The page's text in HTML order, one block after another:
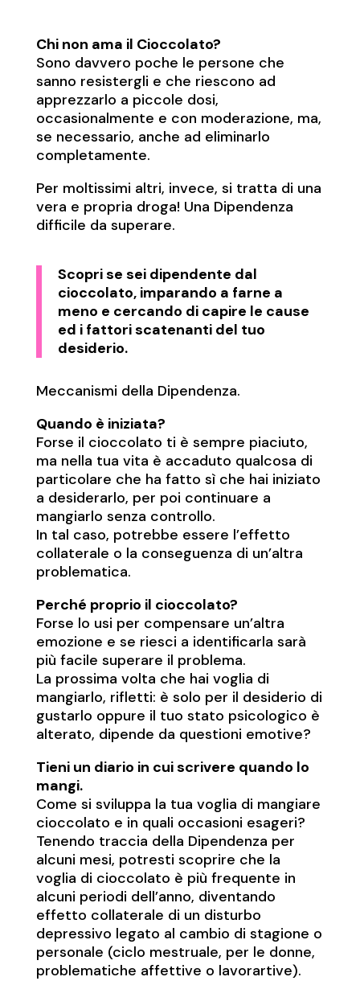
Chi non ama il Cioccolato?
Sono davvero poche le persone che
sanno resistergli e che riescono ad
apprezzarlo a piccole dosi,
occasionalmente e con moderazione, ma,
se necessario, anche ad eliminarlo
completamente.
Per moltissimi altri, invece, si tratta di una
vera e propria droga! Una Dipendenza
difficile da superare.
Scopri se sei dipendente dal
cioccolato, imparando a farne a
meno e cercando di capire le cause
ed i fattori scatenanti del tuo
desiderio.
Meccanismi della Dipendenza.
Quando è iniziata?
Forse il cioccolato ti è sempre piaciuto,
ma nella tua vita è accaduto qualcosa di
particolare che ha fatto sì che hai iniziato
a desiderarlo, per poi continuare a
mangiarlo senza controllo.
In tal caso, potrebbe essere l’effetto
collaterale o la conseguenza di un’altra
problematica.
Perché proprio il cioccolato?
Forse lo usi per compensare un’altra
emozione e se riesci a identificarla sarà
più facile superare il problema.
La prossima volta che hai voglia di
mangiarlo, rifletti: è solo per il desiderio di
gustarlo oppure il tuo stato psicologico è
alterato, dipende da questioni emotive?
Tieni un diario in cui scrivere quando lo
mangi.
Come si sviluppa la tua voglia di mangiare
cioccolato e in quali occasioni esageri?
Tenendo traccia della Dipendenza per
alcuni mesi, potresti scoprire che la
voglia di cioccolato è più frequente in
alcuni periodi dell’anno, diventando
effetto collaterale di un disturbo
depressivo legato al cambio di stagione o
personale (ciclo mestruale, per le donne,
problematiche affettive o lavorartive).